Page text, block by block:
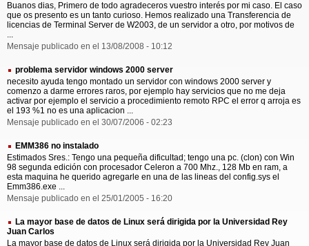
Buanos dias, Primero de todo agradeceros vuestro interés por mi caso. El caso
que os presento es un tanto curioso. Hemos realizado una Transferencia de
licencias de Terminal Server de W2003, de un servidor a otro, por motivos de
...
Mensaje publicado en el 13/08/2008 - 10:12
problema servidor windows 2000 server
necesito ayuda tengo montado un servidor con windows 2000 server y
comenzo a darme errores raros, por ejemplo hay servicios que no me deja
activar por ejemplo el servicio a procedimiento remoto RPC el error q arroja es
el 193 %1 no es una aplicacion ...
Mensaje publicado en el 30/07/2006 - 02:23
EMM386 no instalado
Estimados Sres.: Tengo una pequeña dificultad; tengo una pc. (clon) con Win
98 segunda edición con procesador Celeron a 700 Mhz., 128 Mb en ram, a
esta maquina he querido agregarle en una de las lineas del config.sys el
Emm386.exe ...
Mensaje publicado en el 25/01/2005 - 16:20
La mayor base de datos de Linux será dirigida por la Universidad Rey
Juan Carlos
La mayor base de datos de Linux será dirigida por la Universidad Rey Juan